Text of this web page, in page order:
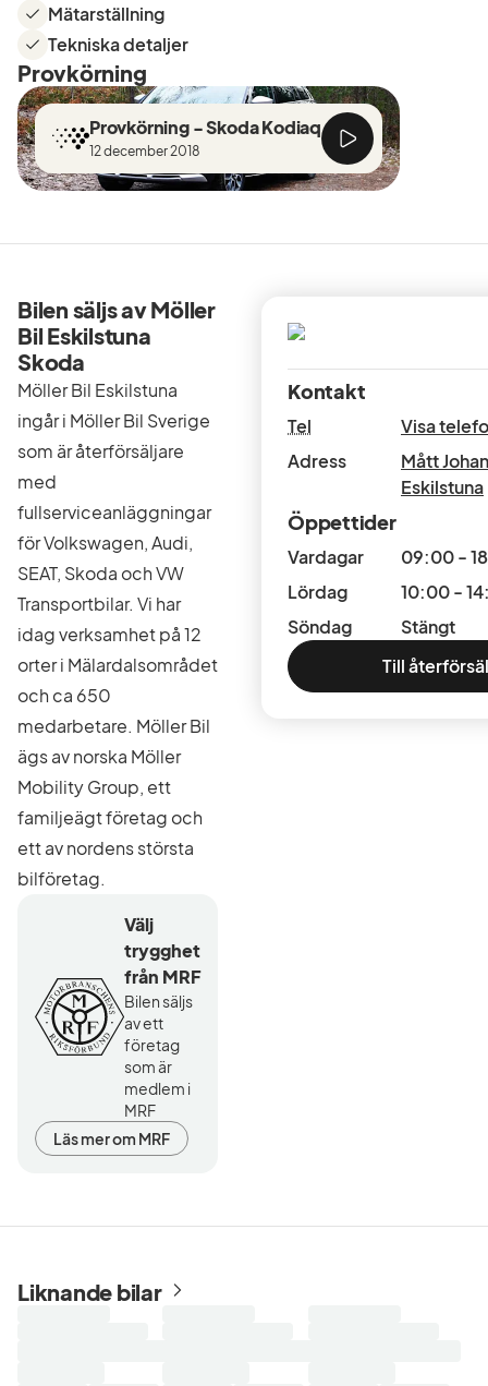
Mätarställning
Tekniska detaljer
Provkörning
Provkörning - Skoda Kodiaq
12 december 2018
Bilen säljs av Möller
Bil Eskilstuna
Skoda
Möller Bil Eskilstuna
ingår i Möller Bil Sverige
som är återförsäljare
med
fullserviceanläggningar
för Volkswagen, Audi,
SEAT, Skoda och VW
Transportbilar. Vi har
idag verksamhet på 12
orter i Mälardalsområdet
och ca 650
medarbetare. Möller Bil
ägs av norska Möller
Mobility Group, ett
familjeägt företag och
ett av nordens största
bilföretag.
Välj
trygghet
från MRF
Bilen säljs
av ett
företag
som är
medlem i
MRF
Läs mer om MRF
Kontakt
Tel
Visa
Adress
Mått
Eskilstuna
Öppettider
Vardagar
09:00 -
Lördag
10:00 -
Söndag
Stängt
Till
Liknande bilar